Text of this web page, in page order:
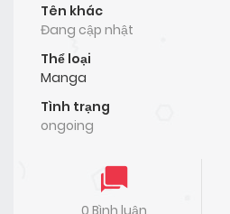
Tên khác
Đang cập nhật
Thể loại
Manga
Tình trạng
ongoing
0 Bình luận